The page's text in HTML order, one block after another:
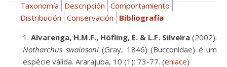
Taxonomía
Descripción Comportamiento
Distribución Conservación
Bibliografía
Alvarenga, H.M.F., Höfling, E. & L.F. Silveira (2002).
Notharchus swainsoni(Gray, 1846) (Bucconidae) é um
espécie válida. Ararajuba, 10 (1): 73-77. (enlace)